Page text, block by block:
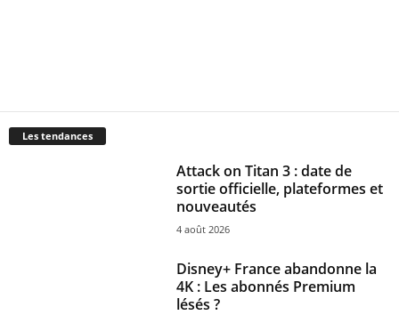
Les tendances
Attack on Titan 3 : date de
sortie officielle, plateformes et
nouveautés
4 août 2026
Disney+ France abandonne la
4K : Les abonnés Premium
lésés ?